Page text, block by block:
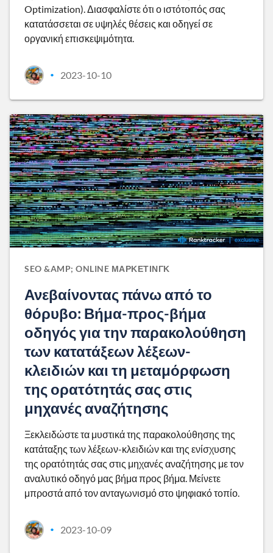
Optimization). Διασφαλίστε ότι ο ιστότοπός σας
κατατάσσεται σε υψηλές θέσεις και οδηγεί σε
οργανική επισκεψιμότητα.
• 2023-10-10
SEO &AMP; ONLINE ΜΆΡΚΕΤΙΝΓΚ
Ανεβαίνοντας πάνω από το
θόρυβο: Βήμα-προς-βήμα
οδηγός για την παρακολούθηση
των κατατάξεων λέξεων-
κλειδιών και τη μεταμόρφωση
της ορατότητάς σας στις
μηχανές αναζήτησης
Ξεκλειδώστε τα μυστικά της παρακολούθησης της
κατάταξης των λέξεων-κλειδιών και της ενίσχυσης
της ορατότητάς σας στις μηχανές αναζήτησης με τον
αναλυτικό οδηγό μας βήμα προς βήμα. Μείνετε
μπροστά από τον ανταγωνισμό στο ψηφιακό τοπίο.
• 2023-10-09